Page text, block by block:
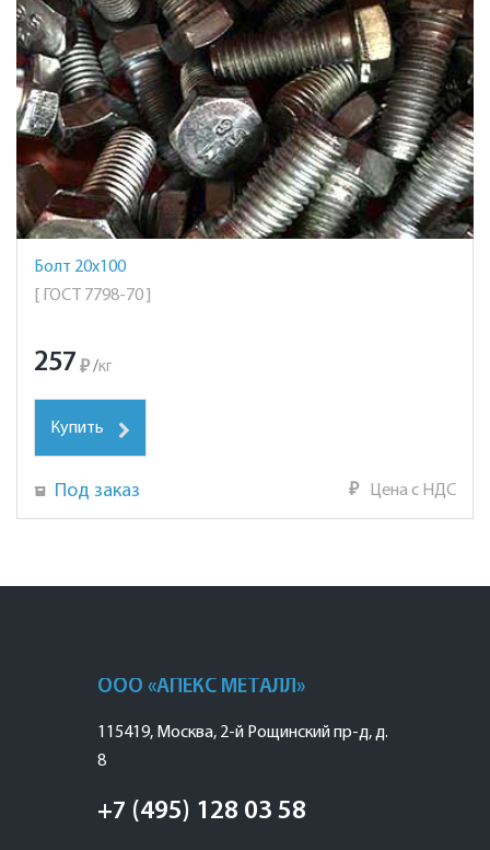
Болт 20х100
[ ГОСТ 7798-70 ]
257 ₽ /кг
Купить
Под заказ ₽ Цена с НДС
ООО «АПЕКС МЕТАЛЛ»
115419, Москва, 2-й Рощинский пр-д, д.
8
+7 (495) 128 03 58